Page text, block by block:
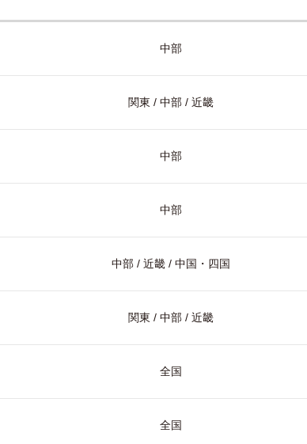
中部
関東 / 中部 / 近畿
中部
中部
中部 / 近畿 / 中国・四国
関東 / 中部 / 近畿
全国
全国